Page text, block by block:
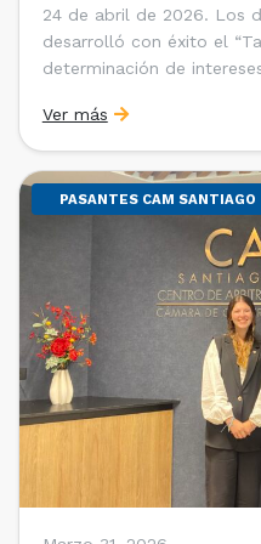
24 de abril de 2026. Los
desarrolló con éxito el
determinación de
Universidad Católica de
de la Universidad de
[…]
Ver más
PASANTES CAM SANTIAGO